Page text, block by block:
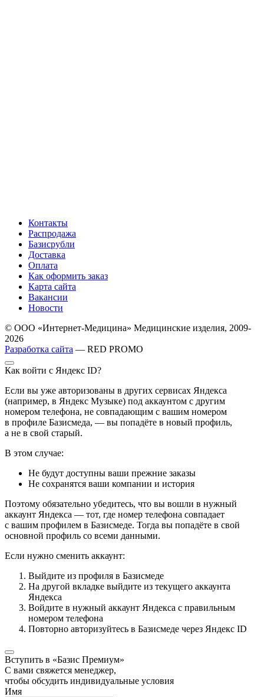
Контакты
Распродажа
Базисрубли
Доставка
Оплата
Как оформить заказ
Карта сайта
Вакансии
Новости
© ООО «Интернет-Медицина» Медицинские изделия, 2009-
2026
Разработка сайта — RED PROMO
Как войти с Яндекс ID?
Если вы уже авторизованы в других сервисах Яндекса
(например, в Яндекс Музыке) под аккаунтом с другим
номером телефона, не совпадающим с вашим номером
в профиле Базисмеда, — вы попадёте в новый профиль,
а не в свой старый.
В этом случае:
Не будут доступны ваши прежние заказы
Не сохранятся ваши компании и история
Поэтому обязательно убедитесь, что вы вошли в нужный
аккаунт Яндекса — тот, где номер телефона совпадает
с вашим профилем в Базисмеде. Тогда вы попадёте в свой
основной профиль со всеми данными.
Если нужно сменить аккаунт:
Выйдите из профиля в Базисмеде
На другой вкладке выйдите из текущего аккаунта
Яндекса
Войдите в нужный аккаунт Яндекса с правильным
номером телефона
Повторно авторизуйтесь в Базисмеде через Яндекс ID
Вступить в «Базис Премиум»
С вами свяжется менеджер,
чтобы обсудить индивидуальные условия
Имя